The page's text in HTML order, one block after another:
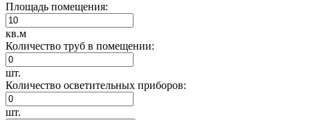
Площадь помещения:
кв.м
Количество труб в помещении:
шт.
Количество осветительных приборов:
шт.